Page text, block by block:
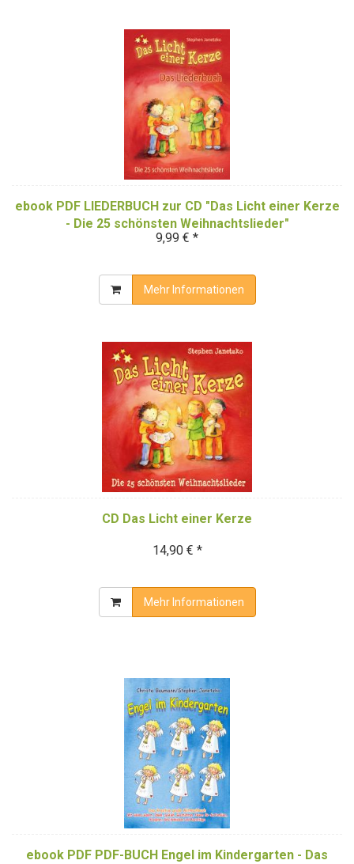
ebook PDF LIEDERBUCH zur CD "Das Licht einer Kerze
- Die 25 schönsten Weihnachtslieder"
9,99 € *
Mehr Informationen
CD Das Licht einer Kerze
14,90 € *
Mehr Informationen
ebook PDF PDF-BUCH Engel im Kindergarten - Das